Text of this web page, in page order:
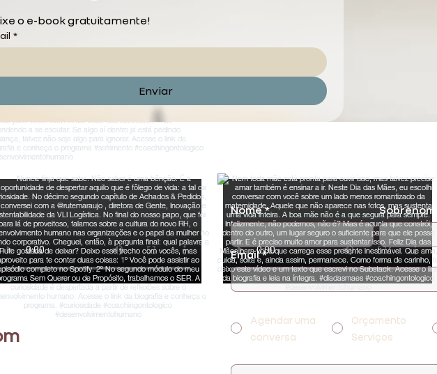
*
Enviar
Nome * Sobrenome
Email *
Agendar uma
conversa
Orçamento
Serviços